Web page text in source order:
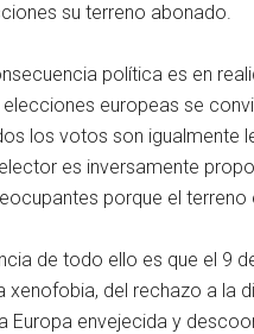
su terreno abonado.
política es en
europeas se
los votos son igualmente
es inversamente
porque el
de todo ello es que el 9
xenofobia, del rechazo a la
Europa envejecida y